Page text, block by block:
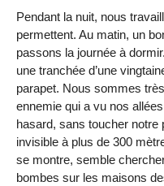
Pendant la nuit, nous
permettent. Au matin, un
passons la journée à
une tranchée d’une
parapet. Nous sommes
ennemie qui a vu nos
hasard, sans toucher notre
invisible à plus de 300
se montre, semble
bombes sur les maisons